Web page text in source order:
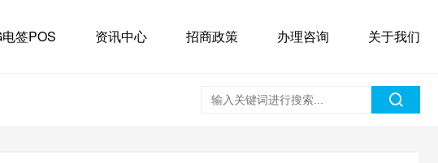
签POS 资讯中心 招商政策 办理咨询 关于我们